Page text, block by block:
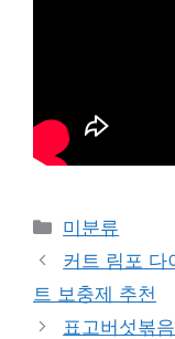
Categories
미분류
커트 림포 다
트 보충제 추천
표고버섯볶